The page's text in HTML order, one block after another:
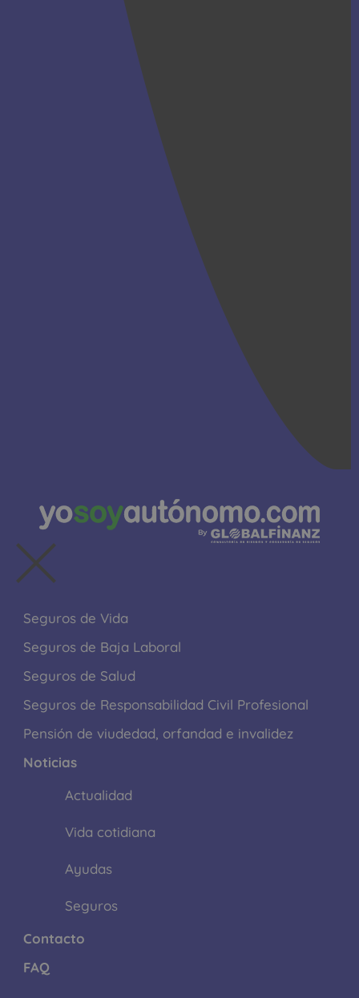
Seguros de Vida
Seguros de Baja Laboral
Seguros de Salud
Seguros de Responsabilidad Civil Profesional
Pensión de viudedad, orfandad e invalidez
Noticias
Actualidad
Vida cotidiana
Ayudas
Seguros
Contacto
FAQ